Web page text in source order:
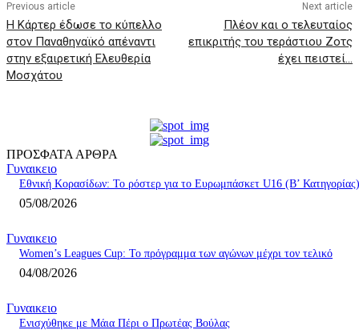
Previous article
Η Κάρτερ έδωσε το κύπελλο
στον Παναθηναϊκό απέναντι
στην εξαιρετική Ελευθερία
Μοσχάτου
Next article
Πλέον και ο τελευταίος
επικριτής του τεράστιου Ζοτς
έχει πειστεί…
ΠΡΟΣΦΑΤΑ ΑΡΘΡΑ
Γυναικειο
Εθνική Κορασίδων: Το ρόστερ για το Ευρωμπάσκετ U16 (B’ Κατηγορίας)
05/08/2026
Γυναικειο
Women’s Leagues Cup: Το πρόγραμμα των αγώνων μέχρι τον τελικό
04/08/2026
Γυναικειο
Ενισχύθηκε με Μάια Πέρι ο Πρωτέας Βούλας